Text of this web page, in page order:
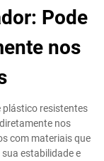
Pode
nos
plástico resistentes
nos
com materiais que
estabilidade e